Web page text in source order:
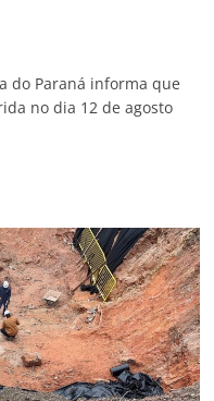
do Paraná informa que
no dia 12 de agosto